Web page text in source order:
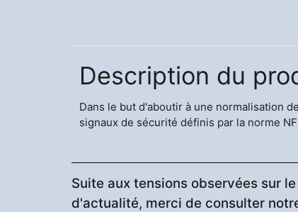
Description du
Dans le but d'aboutir à une normalisation
signaux de sécurité définis par la norme
Suite aux tensions observées sur
d'actualité, merci de consulter